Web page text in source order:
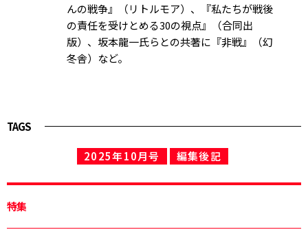
んの戦争』（リトルモア）、『私たちが戦後
の責任を受けとめる30の視点』（合同出
版）、坂本龍一氏らとの共著に『非戦』（幻
冬舎）など。
TAGS
2025年10月号 編集後記
特集